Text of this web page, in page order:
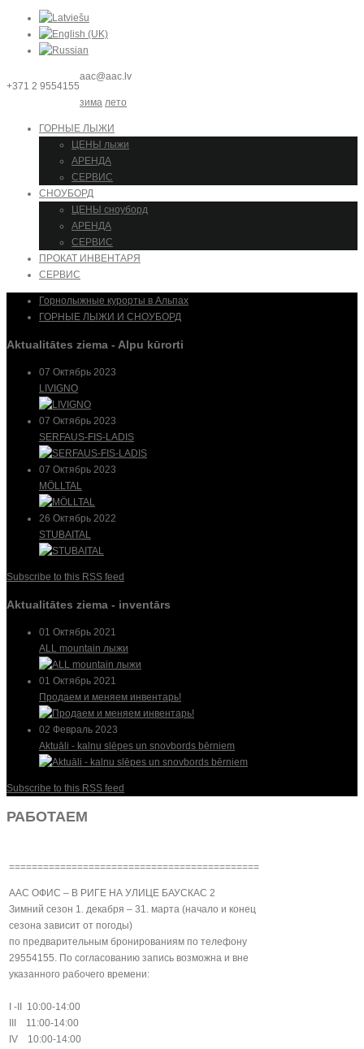
+371 2 9554155
aac@aac.lv
зима лето
ГОРНЫЕ ЛЫЖИ
ЦЕНЫ лыжи
АРЕНДА
СЕРВИС
СНОУБОРД
ЦЕНЫ сноуборд
АРЕНДА
СЕРВИС
ПРОКАТ ИНВЕНТАРЯ
СЕРВИС
Горнолыжные курорты в Альпах
ГОРНЫЕ ЛЫЖИ И СНОУБОРД
Aktualitātes ziema - Alpu kūrorti
07 Октябрь 2023
LIVIGNO
07 Октябрь 2023
SERFAUS-FIS-LADIS
07 Октябрь 2023
MÖLLTAL
26 Октябрь 2022
STUBAITAL
Subscribe to this RSS feed
Aktualitātes ziema - inventārs
01 Октябрь 2021
ALL mountain лыжи
01 Октябрь 2021
Продаем и меняем инвентарь!
02 Февраль 2023
Aktuāli - kalnu slēpes un snovbords bērniem
Subscribe to this RSS feed
РАБОТАЕМ
============================================
AAC ОФИС – В РИГЕ НА УЛИЦЕ БАУСКАС 2
Зимний сезон 1. декабря – 31. марта (начало и конец
сезона зависит от погоды)
по предварительным бронированиям по телефону
29554155. По согласованию запись возможна и вне
указанного рабочего времени:
I -II 10:00-14:00
III 11:00-14:00
IV 10:00-14:00